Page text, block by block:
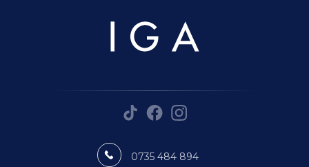
Apartamente de vanzare in Constanta
Apartamente de vanzare in Mamaia-Sat
Apartamente de vanzare in Constanta Faleza Nord
Apartamente de vanzare in Navodari Est
Apartamente de vanzare in Constanta Palazu Mare
Case de vanzare 0735 484 894